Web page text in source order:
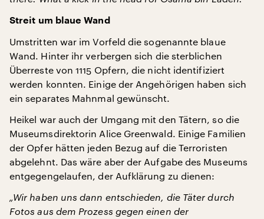
Streit um blaue Wand
Umstritten war im Vorfeld die sogenannte blaue
Wand. Hinter ihr verbergen sich die sterblichen
Überreste von 1115 Opfern, die nicht identifiziert
werden konnten. Einige der Angehörigen haben sich
ein separates Mahnmal gewünscht.
Heikel war auch der Umgang mit den Tätern, so die
Museumsdirektorin Alice Greenwald. Einige Familien
der Opfer hätten jeden Bezug auf die Terroristen
abgelehnt. Das wäre aber der Aufgabe des Museums
entgegengelaufen, der Aufklärung zu dienen:
„Wir haben uns dann entschieden, die Täter durch
Fotos aus dem Prozess gegen einen der